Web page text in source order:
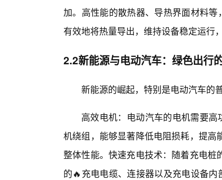
加。高性能的散热器、导热界面材料
有效地将热量导出，维持设备稳定运行
2.2新能源与电动汽车：绿色出行
新能源的崛起，特别是电动汽车的
高效电机：电动汽车的电机需要高
机绕组，能够显著降低电阻损耗，提
整体性能。快速充电技术：随着充电
的🔥充电电缆、连接器以及充电设备